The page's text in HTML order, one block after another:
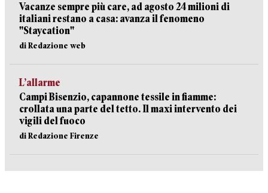
Vacanze sempre più care, ad agosto 24 milioni di
italiani restano a casa: avanza il fenomeno
"Staycation"
di Redazione web
L’allarme
Campi Bisenzio, capannone tessile in fiamme:
crollata una parte del tetto. Il maxi intervento dei
vigili del fuoco
di Redazione Firenze